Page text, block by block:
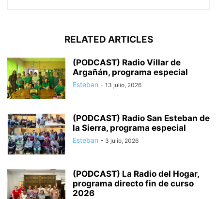
RELATED ARTICLES
(PODCAST) Radio Villar de
Argañán, programa especial
Esteban - 13 julio, 2026
(PODCAST) Radio San Esteban de
la Sierra, programa especial
Esteban - 3 julio, 2026
(PODCAST) La Radio del Hogar,
programa directo fin de curso
2026